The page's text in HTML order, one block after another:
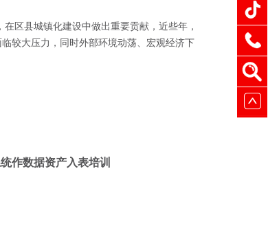
区县城镇化建设中做出重要贡献，近些年，
较大压力，同时外部环境动荡、宏观经济下
作数据资产入表培训